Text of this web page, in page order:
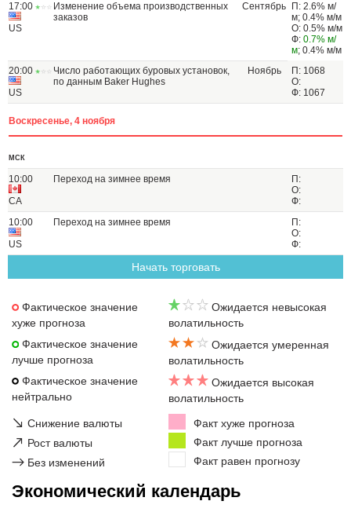
17:00
US
Изменение объема производственных
заказов
Сентябрь
П: 2.6% м/
м; 0.4% м/м
О: 0.5% м/м
Ф: 0.7% м/
м; 0.4% м/м
20:00
US
Число работающих буровых установок,
по данным Baker Hughes
Ноябрь
П: 1068
О:
Ф: 1067
Воскресенье, 4 ноября
МСК
10:00
CA
Переход на зимнее время
П:
О:
Ф:
10:00
US
Переход на зимнее время
П:
О:
Ф:
Начать торговать
Фактическое значение
хуже прогноза
Фактическое значение
лучше прогноза
Фактическое значение
нейтрально
Ожидается невысокая
волатильность
Ожидается умеренная
волатильность
Ожидается высокая
волатильность
↘ Снижение валюты
↗ Рост валюты
→ Без изменений
Факт хуже прогноза
Факт лучше прогноза
Факт равен прогнозу
Экономический календарь